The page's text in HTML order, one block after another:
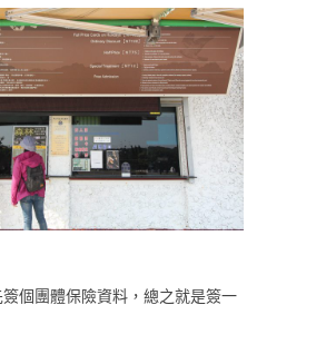
個團體保險資料，總之就是簽一